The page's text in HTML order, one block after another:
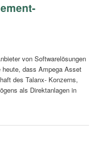
von Softwarelösungen
dass Ampega Asset
des Talanx- Konzerns,
als Direktanlagen in